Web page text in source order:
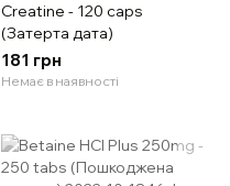
Creatine - 120 caps
(Затерта дата)
181 грн
Немає в наявності